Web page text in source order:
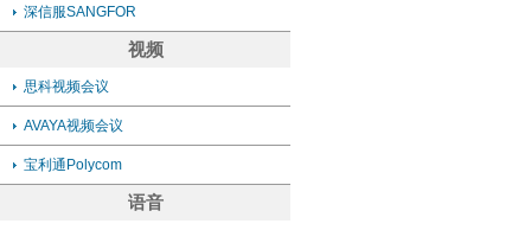
深信服SANGFOR
视频
思科视频会议
AVAYA视频会议
宝利通Polycom
语音